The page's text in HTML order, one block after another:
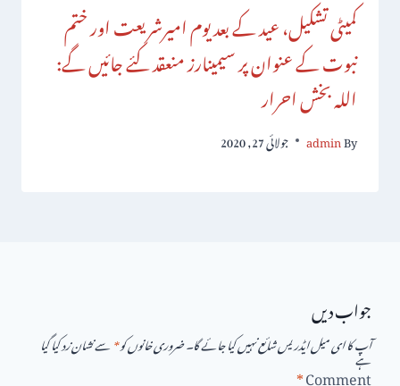
کمیٹی تشکیل، عید کے بعد یوم امیرشریعت اور ختم
نبوت کے عنوان پر سیمینارز منعقد کئے جائیں گے:
اللہ بخش احرار
By
admin جولائی 27, 2020
جواب دیں
آپ کا ای میل ایڈریس شائع نہیں کیا جائے گا۔ضروری خانوں کو*سے نشان زد کیا گیا ہے
Comment
*